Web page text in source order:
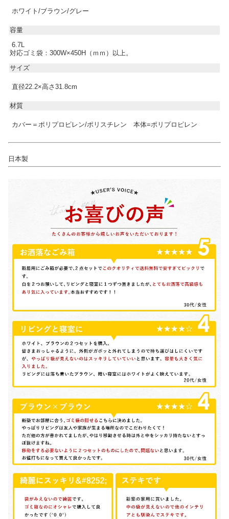
ホワイト/ブラウン/グレー
容量
6.7L
対応ゴミ袋：300W×450H（ｍｍ）以上。
サイズ
直径22.2×高さ31.8cm
材質
カバー＝ポリプロピレン/ポリスチレン 本体=ポリプロピレン
日本製